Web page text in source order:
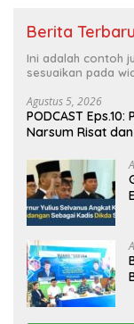
Berita Terbaru
Ini adalah contoh
sesuaikan pada
Agustus 5, 2026
PODCAST
Narsum Risat